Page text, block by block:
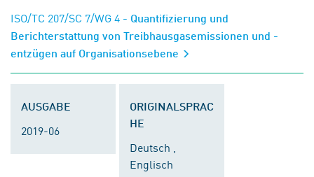
ISO/TC 207/SC 7/WG 4 - Quantifizierung und
Berichterstattung von Treibhausgasemissionen und -
entzügen auf Organisationsebene
AUSGABE
2019-06
ORIGINALSPRAC
HE
Deutsch ,
Englisch